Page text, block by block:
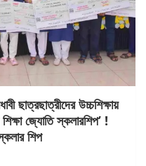
উচ্চশিক্ষায়
জ্যোতি স্কলারশিপ’ !
শিপ